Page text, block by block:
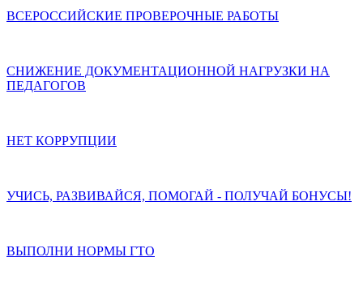
ВСЕРОССИЙСКИЕ ПРОВЕРОЧНЫЕ РАБОТЫ
СНИЖЕНИЕ ДОКУМЕНТАЦИОННОЙ НАГРУЗКИ НА
ПЕДАГОГОВ
НЕТ КОРРУПЦИИ
УЧИСЬ, РАЗВИВАЙСЯ, ПОМОГАЙ - ПОЛУЧАЙ БОНУСЫ!
ВЫПОЛНИ НОРМЫ ГТО